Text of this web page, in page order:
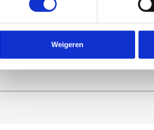
Weigeren
Klanten